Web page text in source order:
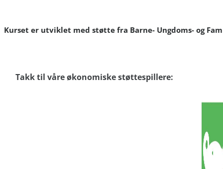
Kurset er utviklet med støtte fra Barne- Ungdoms- og
Takk til våre økonomiske støttespillere: